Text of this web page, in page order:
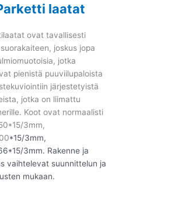
laatat
ovat tavallisesti
joskus jopa
jotka
pienistä puuviilupaloista
järjestetyistä
jotka on liimattu
Koot ovat normaalisti
3mm,
*15/3mm,
*15/3mm. Rakenne ja
vaihtelevat suunnittelun ja
mukaan.